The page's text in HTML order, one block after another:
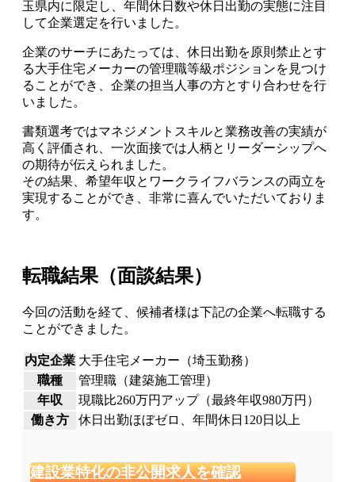
玉県内に限定し、年間休日数や休日出勤の実態に注目
して企業選定を行いました。
企業のサーチにあたっては、休日出勤を原則禁止とす
る大手住宅メーカーの管理職等級ポジションを見つけ
ることができ、企業の担当人事の方とすり合わせを行
いました。
書類選考ではマネジメントスキルと業務改善の実績が
高く評価され、一次面接では人柄とリーダーシップへ
の期待が伝えられました。
その結果、希望年収とワークライフバランスの両立を
実現することができ、非常に喜んでいただいておりま
す。
転職結果（面談結果）
今回の活動を経て、候補者様は下記の企業へ転職する
ことができました。
内定企業 大手住宅メーカー（埼玉勤務）
職種
管理職（建築施工管理）
年収
現職比260万円アップ（最終年収980万円）
働き方
休日出勤ほぼゼロ、年間休日120日以上
建設業特化の非公開求人を確認